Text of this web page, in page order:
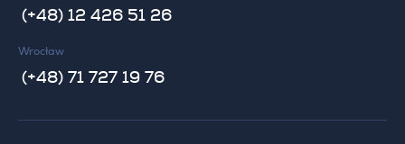
(+48) 12 426 51 26
Wrocław
(+48) 71 727 19 76